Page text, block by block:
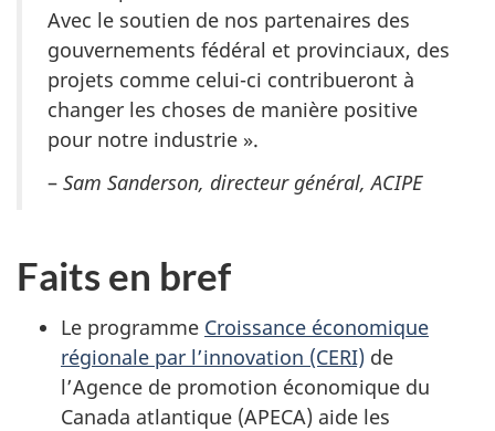
Avec le soutien de nos partenaires des
gouvernements fédéral et provinciaux, des
projets comme celui-ci contribueront à
changer les choses de manière positive
pour notre industrie ».
– Sam Sanderson, directeur général, ACIPE
Faits en bref
Le programme Croissance économique
régionale par l’innovation (CERI) de
l’Agence de promotion économique du
Canada atlantique (APECA) aide les